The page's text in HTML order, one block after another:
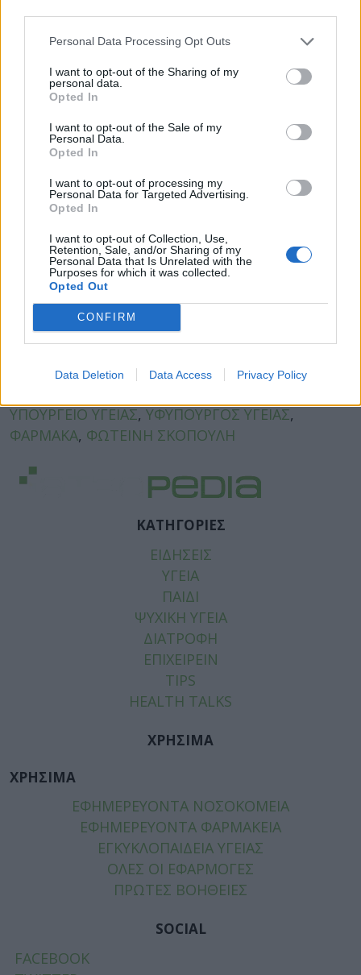
Personal Data Processing Opt Outs
I want to opt-out of the Sharing of my
personal data.
Opted In
I want to opt-out of the Sale of my
Personal Data.
Opted In
I want to opt-out of processing my
Personal Data for Targeted Advertising.
Opted In
I want to opt-out of Collection, Use,
Retention, Sale, and/or Sharing of my
Personal Data that Is Unrelated with the
Purposes for which it was collected.
Opted Out
CONFIRM
Data Deletion Data Access Privacy Policy
Δε θέλουν οι πολιτικοί να εφαρμοσθεί γιατί το
μπαξίσι είναι παντού”.
Δήμητρα Ευθυμιάδου
Facebook
Twitter
ΑΡΜΟΔΙΟΤΗΤΕΣ
ΔΡΑΣΤΙΚΗ ΟΥΣΙΑ,ΜΑΡΙΟΣ
ΥΠΟΥΡΓΕΙΟ ΥΓΕΙΑΣ, ΥΦΥΠΟΥΡΓΟΣ ΥΓΕΙΑΣ,
ΦΑΡΜΑΚΑ, ΦΩΤΕΙΝΗ ΣΚΟΠΟΥΛΗ
ΚΑΤΗΓΟΡΙΕΣ
ΕΙΔΗΣΕΙΣ
ΥΓΕΙΑ
ΠΑΙΔΙ
ΨΥΧΙΚΗ ΥΓΕΙΑ
ΔΙΑΤΡΟΦΗ
ΕΠΙΧΕΙΡΕΙΝ
TIPS
HEALTH TALKS
ΧΡΗΣΙΜΑ
ΧΡΗΣΙΜΑ
ΕΦΗΜΕΡΕΥΟΝΤΑ ΝΟΣΟΚΟΜΕΙΑ
ΕΦΗΜΕΡΕΥΟΝΤΑ ΦΑΡΜΑΚΕΙΑ
ΕΓΚΥΚΛΟΠΑΙΔΕΙΑ ΥΓΕΙΑΣ
ΟΛΕΣ ΟΙ ΕΦΑΡΜΟΓΕΣ
ΠΡΩΤΕΣ ΒΟΗΘΕΙΕΣ
SOCIAL
FACEBOOK